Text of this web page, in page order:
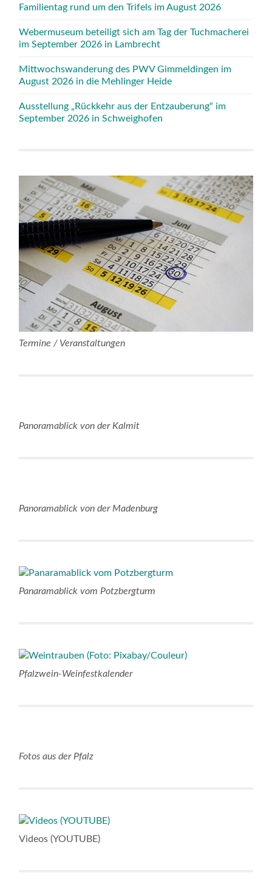
Familientag rund um den Trifels im August 2026
Webermuseum beteiligt sich am Tag der Tuchmacherei
im September 2026 in Lambrecht
Mittwochswanderung des PWV Gimmeldingen im
August 2026 in die Mehlinger Heide
Ausstellung „Rückkehr aus der Entzauberung“ im
September 2026 in Schweighofen
Termine / Veranstaltungen
Panoramablick von der Kalmit
Panoramablick von der Madenburg
Panaramablick vom Potzbergturm
Pfalzwein-Weinfestkalender
Fotos aus der Pfalz
Videos (YOUTUBE)